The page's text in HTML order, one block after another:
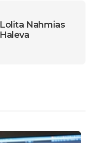
Lolita Nahmias
Haleva